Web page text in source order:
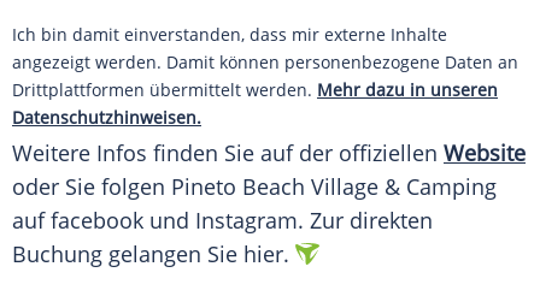
Ich bin damit einverstanden, dass mir externe Inhalte
angezeigt werden. Damit können personenbezogene Daten an
Drittplattformen übermittelt werden. Mehr dazu in unseren
Datenschutzhinweisen.
Weitere Infos finden Sie auf der offiziellen Website
oder Sie folgen Pineto Beach Village & Camping
auf facebook und Instagram. Zur direkten
Buchung gelangen Sie hier.